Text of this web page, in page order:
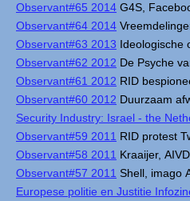
Observant#65 2014 G4S,
Observant#64 2014
Observant#63 2013 Ideologische
Observant#62 2012 De Psyche
Observant#61 2012 RID
Observant#60 2012 Duurzaam
Security Industry: Israel - the
Observant#59 2011 RID protest
Observant#58 2011 Kraaijer,
Observant#57 2011 Shell, imago
Europese politie en Justitie